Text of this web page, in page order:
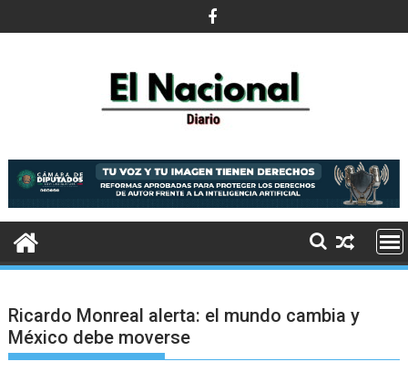
al
Ricardo Monreal alerta: el mundo cambia y
México debe moverse